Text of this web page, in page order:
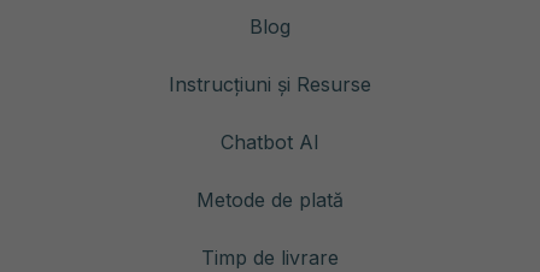
Blog
Instrucțiuni și Resurse
Chatbot AI
Metode de plată
Timp de livrare